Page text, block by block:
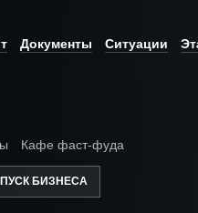
Документы Ситуации
Кафе фаст-фуда
БИЗНЕСА